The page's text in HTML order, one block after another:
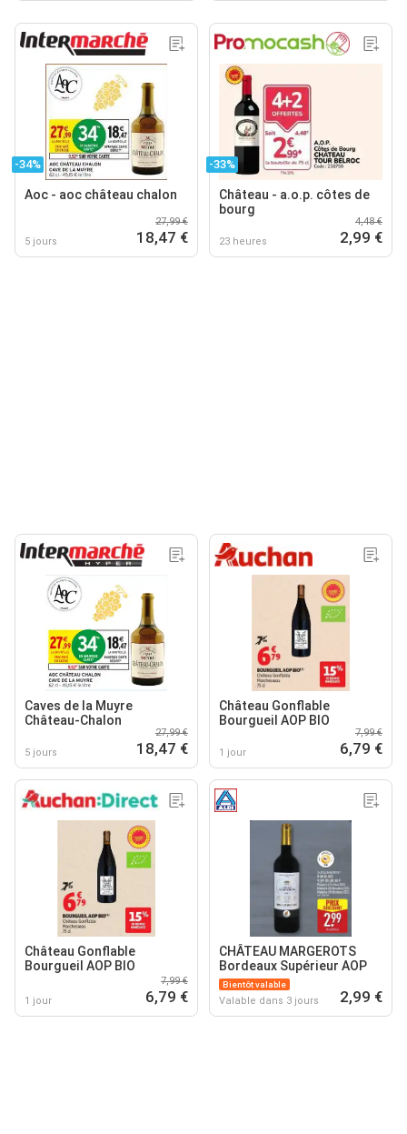
-34%
Aoc - aoc château chalon
5 jours
27,99 €
18,47 €
-33%
Château - a.o.p. côtes de
bourg
23 heures
4,48 €
2,99 €
Caves de la Muyre
Château-Chalon
5 jours
27,99 €
18,47 €
Château Gonflable
Bourgueil AOP BIO
1 jour
7,99 €
6,79 €
Château Gonflable
Bourgueil AOP BIO
1 jour
7,99 €
6,79 €
CHÂTEAU MARGEROTS
Bordeaux Supérieur AOP
Bientôt valable
Valable dans 3 jours 2,99 €